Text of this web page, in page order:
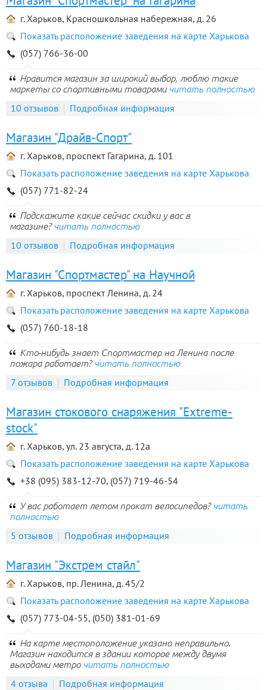
г. Харьков, Красношкольная набережная, д. 26
Показать расположение заведения на карте Харькова
(057) 766-36-00
Нравится магазин за широкий выбор, люблю такие
маркеты со спортивными товарами читать полностью
10 отзывов Подробная информация
Магазин "Драйв-Спорт"
г. Харьков, проспект Гагарина, д. 101
Показать расположение заведения на карте Харькова
(057) 771-82-24
Подскажите какие сейчас скидки у вас в
магазине? читать полностью
10 отзывов Подробная информация
Магазин "Спортмастер" на Научной
г. Харьков, проспект Ленина, д. 24
Показать расположение заведения на карте Харькова
(057) 760-18-18
Кто-нибудь знает Спортмастер на Ленина после
пожара работает? читать полностью
7 отзывов Подробная информация
Магазин стокового снаряжения "Extreme-
stock"
г. Харьков, ул. 23 августа, д. 12а
Показать расположение заведения на карте Харькова
+38 (095) 383-12-70, (057) 719-46-54
У вас работает летом прокат велосипедов? читать
полностью
5 отзывов Подробная информация
Магазин "Экстрем стайл"
г. Харьков, пр. Ленина, д. 45/2
Показать расположение заведения на карте Харькова
(057) 773-04-55, (050) 381-01-69
На карте местоположение указано неправильно.
Магазин находится в здании которое между двумя
выходами метро читать полностью
4 отзыва Подробная информация